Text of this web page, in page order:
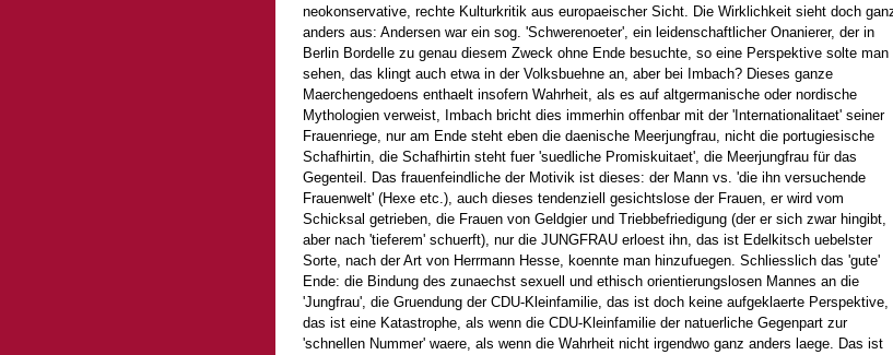
neokonservative, rechte Kulturkritik aus europaeischer Sicht. Die Wirklichkeit sieht doch
anders aus: Andersen war ein sog. 'Schwerenoeter', ein leidenschaftlicher Onanierer, der in
Berlin Bordelle zu genau diesem Zweck ohne Ende besuchte, so eine Perspektive solte man
sehen, das klingt auch etwa in der Volksbuehne an, aber bei Imbach? Dieses ganze
Maerchengedoens enthaelt insofern Wahrheit, als es auf altgermanische oder nordische
Mythologien verweist, Imbach bricht dies immerhin offenbar mit der 'Internationalitaet' seiner
Frauenriege, nur am Ende steht eben die daenische Meerjungfrau, nicht die portugiesische
Schafhirtin, die Schafhirtin steht fuer 'suedliche Promiskuitaet', die Meerjungfrau für das
Gegenteil. Das frauenfeindliche der Motivik ist dieses: der Mann vs. 'die ihn versuchende
Frauenwelt' (Hexe etc.), auch dieses tendenziell gesichtslose der Frauen, er wird vom
Schicksal getrieben, die Frauen von Geldgier und Triebbefriedigung (der er sich zwar hingibt,
aber nach 'tieferem' schuerft), nur die JUNGFRAU erloest ihn, das ist Edelkitsch uebelster
Sorte, nach der Art von Herrmann Hesse, koennte man hinzufuegen. Schliesslich das 'gute'
Ende: die Bindung des zunaechst sexuell und ethisch orientierungslosen Mannes an die
'Jungfrau', die Gruendung der CDU-Kleinfamilie, das ist doch keine aufgeklaerte Perspektive,
das ist eine Katastrophe, als wenn die CDU-Kleinfamilie der natuerliche Gegenpart zur
'schnellen Nummer' waere, als wenn die Wahrheit nicht irgendwo ganz anders laege. Das ist